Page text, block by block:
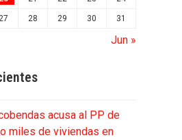
28 29 30 31
Jun »
acusa al PP de
miles de viviendas en